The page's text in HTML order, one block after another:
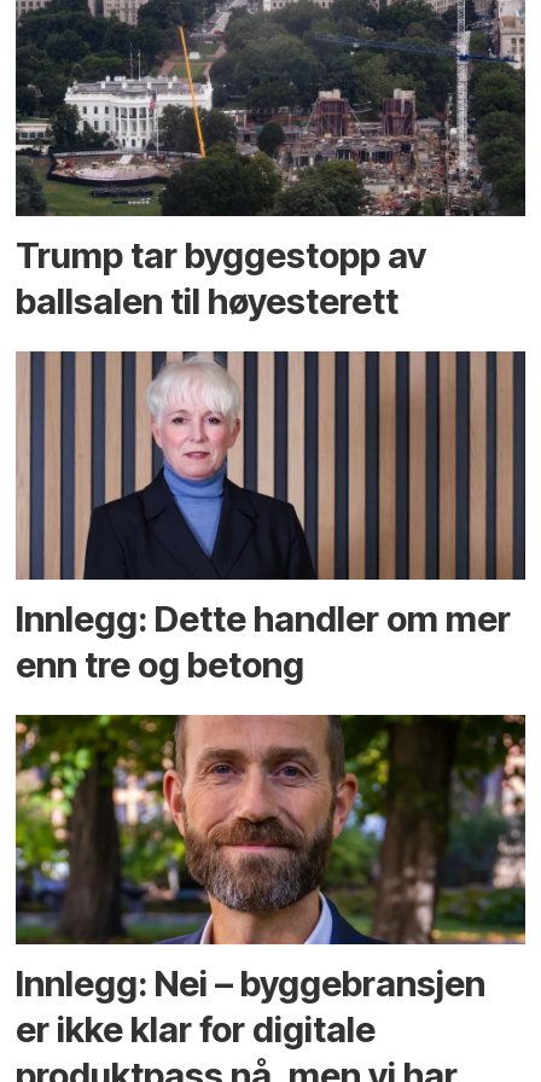
Trump tar byggestopp av
ballsalen til høyesterett
Innlegg: Dette handler om mer
enn tre og betong
Innlegg: Nei – byggebransjen
er ikke klar for digitale